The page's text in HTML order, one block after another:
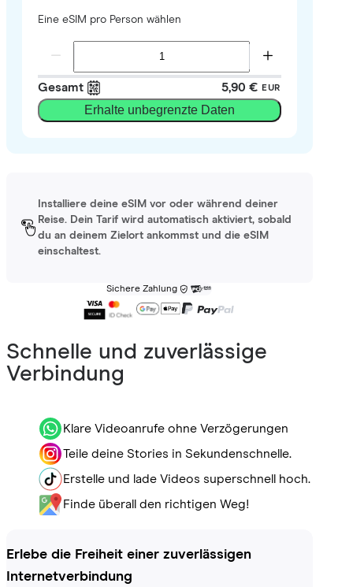
Eine eSIM pro Person wählen
Gesamt 5,90 € EUR
Erhalte unbegrenzte Daten
Installiere deine eSIM vor oder während deiner
Reise. Dein Tarif wird automatisch aktiviert, sobald
du an deinem Zielort ankommst und die eSIM
einschaltest.
Sichere Zahlung
Schnelle und zuverlässige
Verbindung
Klare Videoanrufe ohne Verzögerungen
Teile deine Stories in Sekundenschnelle.
Erstelle und lade Videos superschnell hoch.
Finde überall den richtigen Weg!
Erlebe die Freiheit einer zuverlässigen
Internetverbindung